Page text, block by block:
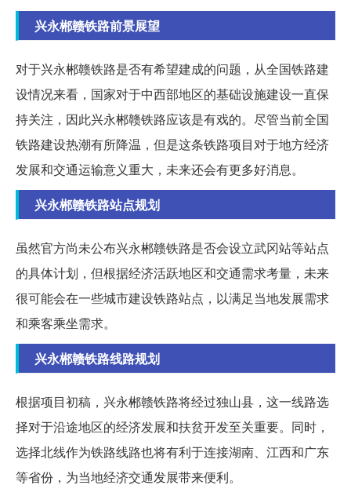
兴永郴赣铁路前景展望
对于兴永郴赣铁路是否有希望建成的问题，从全国铁路建
设情况来看，国家对于中西部地区的基础设施建设一直保
持关注，因此兴永郴赣铁路应该是有戏的。尽管当前全国
铁路建设热潮有所降温，但是这条铁路项目对于地方经济
发展和交通运输意义重大，未来还会有更多好消息。
兴永郴赣铁路站点规划
虽然官方尚未公布兴永郴赣铁路是否会设立武冈站等站点
的具体计划，但根据经济活跃地区和交通需求考量，未来
很可能会在一些城市建设铁路站点，以满足当地发展需求
和乘客乘坐需求。
兴永郴赣铁路线路规划
根据项目初稿，兴永郴赣铁路将经过独山县，这一线路选
择对于沿途地区的经济发展和扶贫开发至关重要。同时，
选择北线作为铁路线路也将有利于连接湖南、江西和广东
等省份，为当地经济交通发展带来便利。